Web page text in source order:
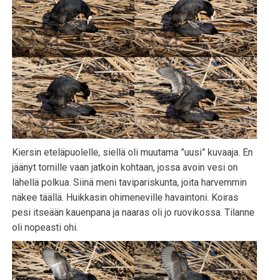
Kiersin eteläpuolelle, siellä oli muutama ”uusi” kuvaaja. En
jäänyt tornille vaan jatkoin kohtaan, jossa avoin vesi on
lähellä polkua. Siinä meni tavipariskunta, joita harvemmin
näkee täällä. Huikkasin ohimeneville havaintoni. Koiras
pesi itseään kauenpana ja naaras oli jo ruovikossa. Tilanne
oli nopeasti ohi.